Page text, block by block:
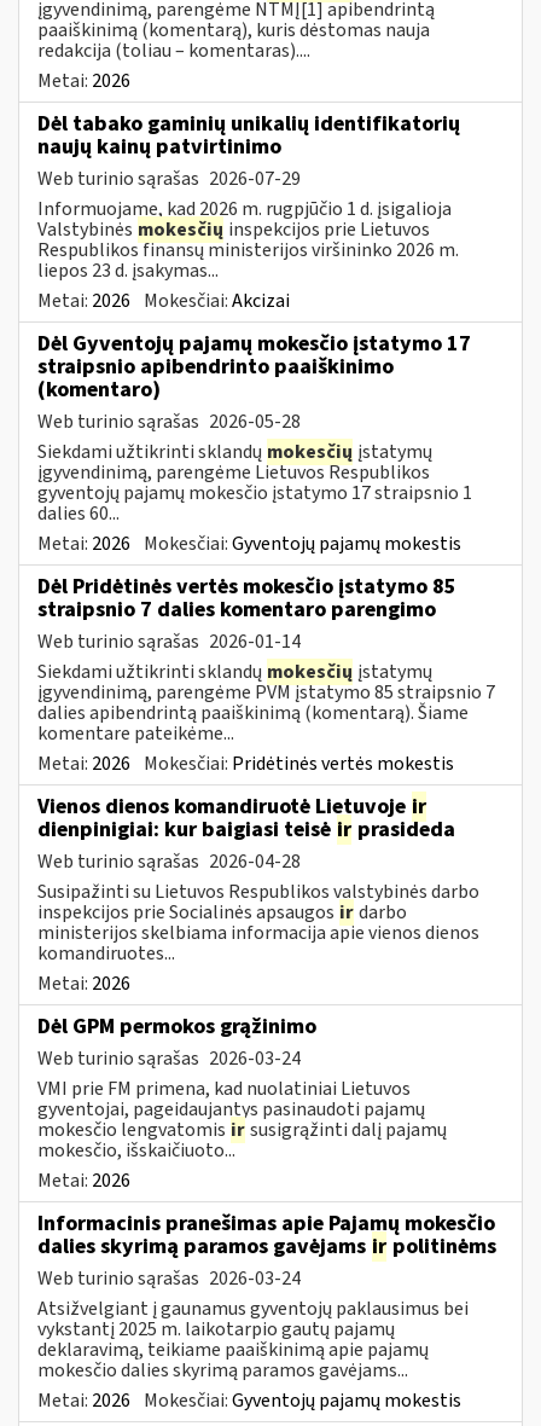
įgyvendinimą, parengėme NTMĮ[1] apibendrintą
paaiškinimą (komentarą), kuris dėstomas nauja
redakcija (toliau – komentaras)....
Metai: 2026
Dėl tabako gaminių unikalių identifikatorių
naujų kainų patvirtinimo
Web turinio sąrašas 2026-07-29
Informuojame, kad 2026 m. rugpjūčio 1 d. įsigalioja
Valstybinės mokesčių inspekcijos prie Lietuvos
Respublikos finansų ministerijos viršininko 2026 m.
liepos 23 d. įsakymas...
Metai: 2026 Mokesčiai:Akcizai
Dėl Gyventojų pajamų mokesčio įstatymo 17
straipsnio apibendrinto paaiškinimo
(komentaro)
Web turinio sąrašas 2026-05-28
Siekdami užtikrinti sklandų mokesčių įstatymų
įgyvendinimą, parengėme Lietuvos Respublikos
gyventojų pajamų mokesčio įstatymo 17 straipsnio 1
dalies 60...
Metai: 2026 Mokesčiai:Gyventojų pajamų mokestis
Dėl Pridėtinės vertės mokesčio įstatymo 85
straipsnio 7 dalies komentaro parengimo
Web turinio sąrašas 2026-01-14
Siekdami užtikrinti sklandų mokesčių įstatymų
įgyvendinimą, parengėme PVM įstatymo 85 straipsnio 7
dalies apibendrintą paaiškinimą (komentarą). Šiame
komentare pateikėme...
Metai: 2026 Mokesčiai: Pridėtinės vertės mokestis
Vienos dienos komandiruotė Lietuvoje ir
dienpinigiai: kur baigiasi teisė ir prasideda
Web turinio sąrašas 2026-04-28
Susipažinti su Lietuvos Respublikos valstybinės darbo
inspekcijos prie Socialinės apsaugos irdarbo
ministerijos skelbiama informacija apie vienos dienos
komandiruotes...
Metai: 2026
Dėl GPM permokos grąžinimo
Web turinio sąrašas 2026-03-24
VMI prie FM primena, kad nuolatiniai Lietuvos
gyventojai, pageidaujantys pasinaudoti pajamų
mokesčio lengvatomis irsusigrąžinti dalį pajamų
mokesčio, išskaičiuoto...
Metai: 2026
Informacinis pranešimas apie Pajamų mokesčio
dalies skyrimą paramos gavėjams ir politinėms
Web turinio sąrašas 2026-03-24
Atsižvelgiant į gaunamus gyventojų paklausimus bei
vykstantį 2025 m. laikotarpio gautų pajamų
deklaravimą, teikiame paaiškinimą apie pajamų
mokesčio dalies skyrimą paramos gavėjams...
Metai: 2026 Mokesčiai:Gyventojų pajamų mokestis